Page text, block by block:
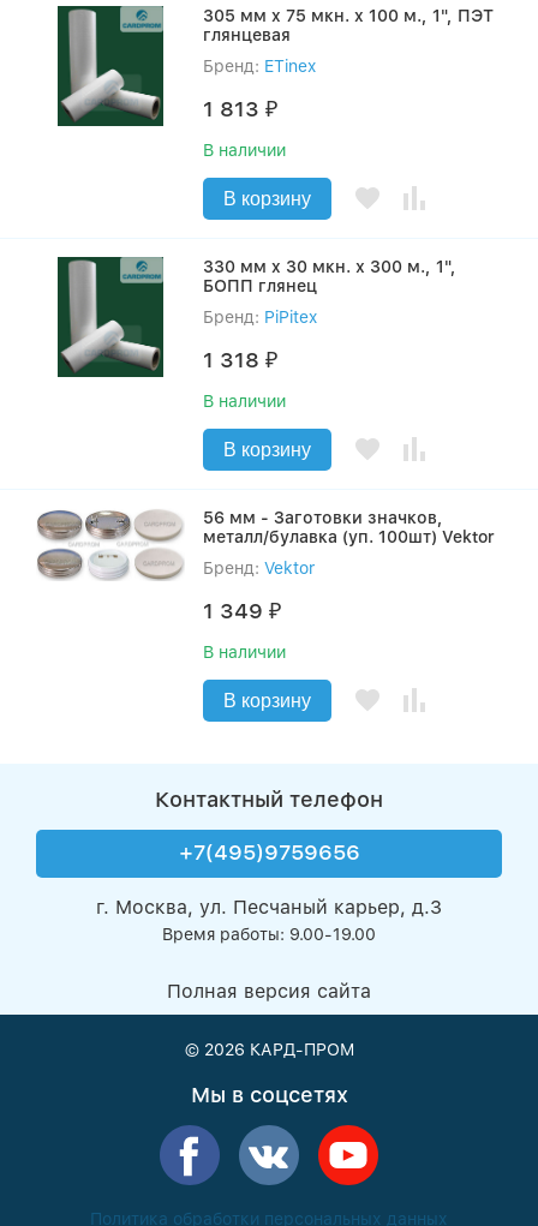
305 мм x 75 мкн. x 100 м., 1", ПЭТ
глянцевая
Бренд: ETinex
1 813₽
В наличии
В корзину
330 мм x 30 мкн. х 300 м., 1",
БОПП глянец
Бренд: PiPitex
1 318₽
В наличии
В корзину
56 мм - Заготовки значков,
металл/булавка (уп. 100шт) Vektor
Бренд: Vektor
1 349₽
В наличии
В корзину
Контактный телефон
+7(495)9759656
г. Москва, ул. Песчаный карьер, д.3
Время работы: 9.00-19.00
Полная версия сайта
© 2026 КАРД-ПРОМ
Мы в соцсетях
Политика обработки персональных данных